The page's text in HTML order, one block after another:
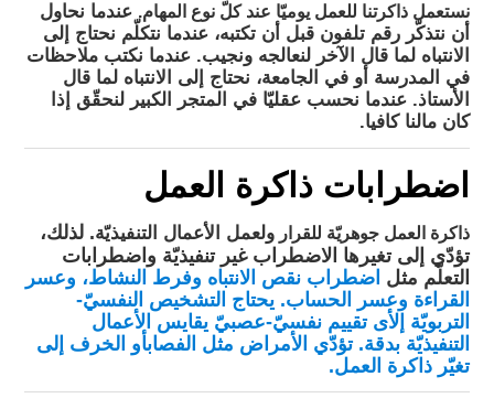
نستعمل ذاكرتنا للعمل يوميّا عند كلّ نوع المهام. عندما نحاول
أن نتذكّر رقم تلفون قبل أن تكتبه، عندما نتكلّم نحتاج إلى
الانتباه لما قال الآخر لنعالجه ونجيب. عندما نكتب ملاحظات
في المدرسة أو في الجامعة، نحتاج إلى الانتباه لما قال
الأستاذ. عندما نحسب عقليّا في المتجر الكبير لنحقّق إذا
كان مالنا كافيا.
اضطرابات ذاكرة العمل
ذاكرة العمل جوهريّة للقرارولعمل الأعمال التنفيذيّة. لذلك،
تؤدّي إلى تغيرها الاضطراب غير تنفيذيّة واضطرابات
التعلّم مثل اضطراب نقص الانتباه وفرط النشاط، وعسر
القراءة وعسر الحساب. يحتاج التشخيص النفسيّ-
التربويّة إلأىتقييم نفسيّ-عصبيّ يقايس الأعمال
التنفيذيّة بدقة. تؤدّي الأمراض مثل الفصابأو الخرف إلى
تغيّر ذاكرة العمل.